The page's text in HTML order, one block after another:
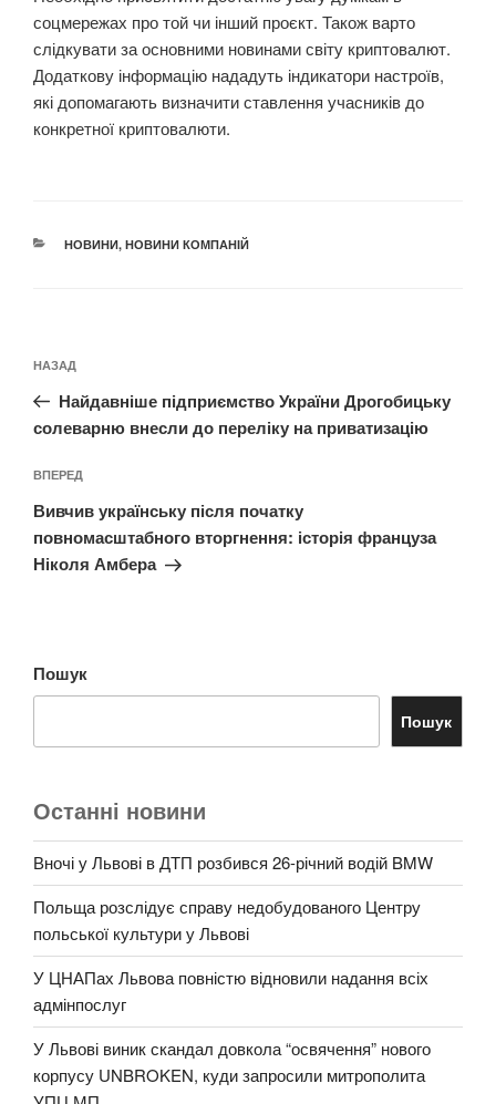
соцмережах про той чи інший проєкт. Також варто
слідкувати за основними новинами світу криптовалют.
Додаткову інформацію нададуть індикатори настроїв,
які допомагають визначити ставлення учасників до
конкретної криптовалюти.
КАТЕГОРІЇ
НОВИНИ, НОВИНИ КОМПАНІЙ
записів
Попередній
запис:
НАЗАД
Найдавніше підприємство України Дрогобицьку
солеварню внесли до переліку на приватизацію
Наступний
запис
ВПЕРЕД
Вивчив українську після початку
повномасштабного вторгнення: історія француза
Ніколя Амбера
Пошук
Пошук
Останні новини
Вночі у Львові в ДТП розбився 26-річний водій BMW
Польща розслідує справу недобудованого Центру
польської культури у Львові
У ЦНАПах Львова повністю відновили надання всіх
адмінпослуг
У Львові виник скандал довкола “освячення” нового
корпусу UNBROKEN, куди запросили митрополита